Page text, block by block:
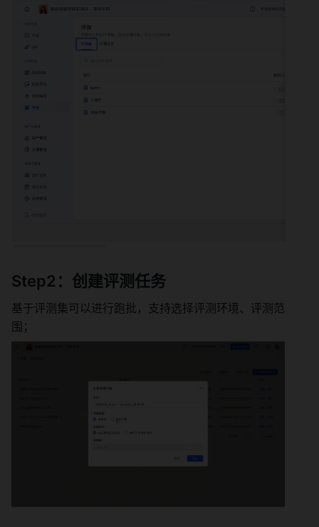
Step2：创建评测任务
基于评测集可以进行跑批，支持选择评测环境、评测范
围；